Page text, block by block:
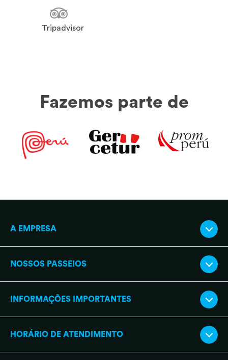
Tripadvisor
Fazemos parte de
A EMPRESA
NOSSOS PASSEIOS
INFORMAÇÕES IMPORTANTES
HORÁRIO DE ATENDIMENTO